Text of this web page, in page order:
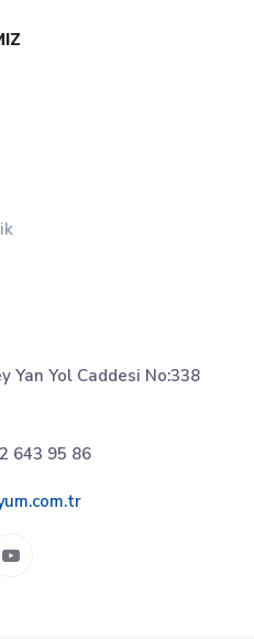
Yan Yol Caddesi No:338
643 95 86